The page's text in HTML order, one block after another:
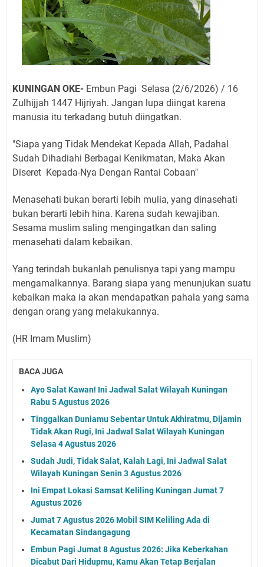
KUNINGAN OKE- Embun Pagi Selasa (2/6/2026) / 16
Zulhijjah 1447 Hijriyah. Jangan lupa diingat karena
manusia itu terkadang butuh diingatkan.
"Siapa yang Tidak Mendekat Kepada Allah, Padahal
Sudah Dihadiahi Berbagai Kenikmatan, Maka Akan
Diseret Kepada-Nya Dengan Rantai Cobaan"
Menasehati bukan berarti lebih mulia, yang dinasehati
bukan berarti lebih hina. Karena sudah kewajiban.
Sesama muslim saling mengingatkan dan saling
menasehati dalam kebaikan.
Yang terindah bukanlah penulisnya tapi yang mampu
mengamalkannya. Barang siapa yang menunjukan suatu
kebaikan maka ia akan mendapatkan pahala yang sama
dengan orang yang melakukannya.
(HR Imam Muslim)
BACA JUGA
Ayo Salat Kawan! Ini Jadwal Salat Wilayah Kuningan
Rabu 5 Agustus 2026
Tinggalkan Duniamu Sebentar Untuk Akhiratmu, Dijamin
Tidak Akan Rugi, Ini Jadwal Salat Wilayah Kuningan
Selasa 4 Agustus 2026
Sudah Judi, Tidak Salat, Kalah Lagi, Ini Jadwal Salat
Wilayah Kuningan Senin 3 Agustus 2026
Ini Empat Lokasi Samsat Keliling Kuningan Jumat 7
Agustus 2026
Jumat 7 Agustus 2026 Mobil SIM Keliling Ada di
Kecamatan Sindangagung
Embun Pagi Jumat 8 Agustus 2026: Jika Keberkahan
Dicabut Dari Hidupmu, Kamu Akan Tetap Berjalan